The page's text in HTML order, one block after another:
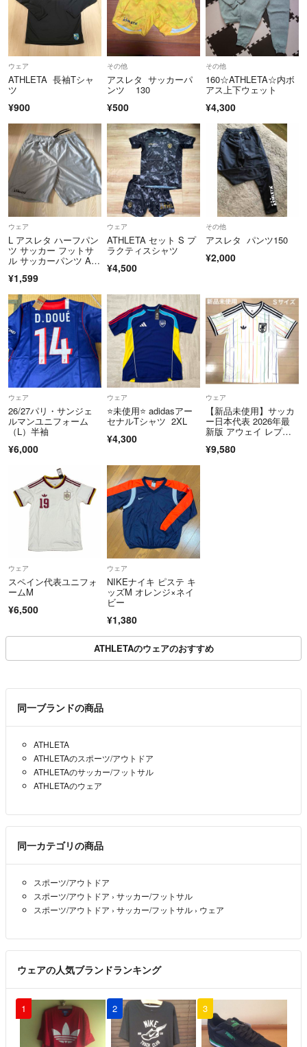
ウェア
ATHLETA 長袖Tシャ
ツ
¥900
その他
アスレタ サッカーパ
ンツ 130
¥500
その他
160☆ATHLETA☆内ボ
アス上下ウェット
¥4,300
ウェア
L アスレタ ハーフパン
ツ サッカー フットサ
ル サッカーパンツ AT
¥1,599
ウェア
ATHLETA セット S プ
ラクティスシャツ
¥4,500
その他
アスレタ パンツ150
¥2,000
ウェア
26/27パリ・サンジェ
ルマンユニフォーム
（L）半袖
¥6,000
ウェア
⭐️未使用⭐️ adidasアー
セナルTシャツ 2XL
¥4,300
ウェア
【新品未使用】サッカ
ー日本代表 2026年最
新版 アウェイ レプリ
¥9,580
ウェア
スペイン代表ユニフォ
ームM
¥6,500
ウェア
NIKEナイキ ピステ キ
ッズM オレンジ×ネイ
ビー
¥1,380
ATHLETAのウェアのおすすめ
同一ブランドの商品
ATHLETA
ATHLETAのスポーツ/アウトドア
ATHLETAのサッカー/フットサル
ATHLETAのウェア
同一カテゴリの商品
スポーツ/アウトドア
スポーツ/アウトドア › サッカー/フットサル
スポーツ/アウトドア › サッカー/フットサル › ウェア
ウェアの人気ブランドランキング
1 2 3